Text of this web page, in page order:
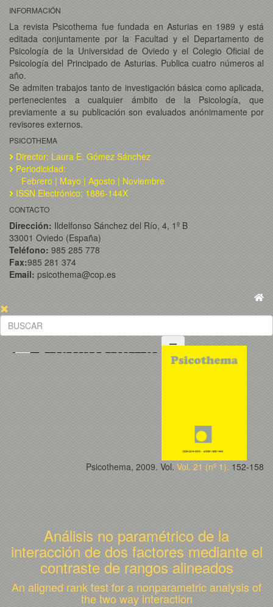
INFORMACIÓN
La revista Psicothema fue fundada en Asturias en 1989 y está
editada conjuntamente por la Facultad y el Departamento de
Psicología de la Universidad de Oviedo y el Colegio Oficial de
Psicología del Principado de Asturias. Publica cuatro números al
año.
Se admiten trabajos tanto de investigación básica como aplicada,
pertenecientes a cualquier ámbito de la Psicología, que
previamente a su publicación son evaluados anónimamente por
revisores externos.
PSICOTHEMA
Director: Laura E. Gómez Sánchez
Periodicidad:
Febrero | Mayo | Agosto | Noviembre
ISSN Electrónico: 1886-144X
CONTACTO
Dirección: Ildelfonso Sánchez del Río, 4, 1º B
33001 Oviedo (España)
Teléfono: 985 285 778
Fax:985 281 374
Email: psicothema@cop.es
Psicothema, 2009. Vol. Vol. 21 (nº 1). 152-158
Análisis no paramétrico de la
interacción de dos factores mediante el
contraste de rangos alineados
An aligned rank test for a nonparametric analysis of
the two way interaction